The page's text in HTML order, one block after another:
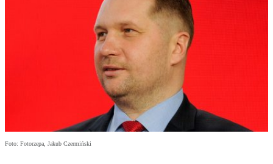
Foto: Fotorzepa, Jakub Czermiński